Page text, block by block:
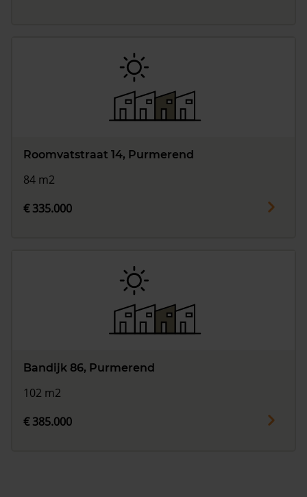
Roomvatstraat 14, Purmerend
84 m2
€ 335.000
Bandijk 86, Purmerend
102 m2
€ 385.000